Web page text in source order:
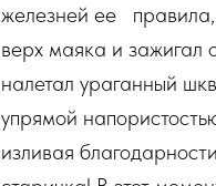
железней ее
верх маяка и зажигал
налетал ураганный
упрямой
изливая